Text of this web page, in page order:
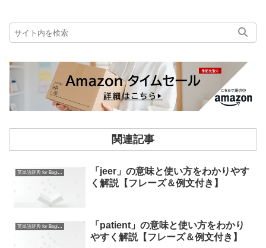
関連記事
英単語辞典 for Beginners
「jeer」の意味と使い方をわかりやす
く解説【フレーズ＆例文付き】
英単語辞典 for Beginners
「patient」の意味と使い方をわかり
やすく解説【フレーズ＆例文付き】